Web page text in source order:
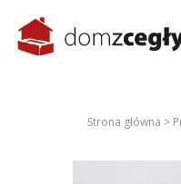
Strona główna >